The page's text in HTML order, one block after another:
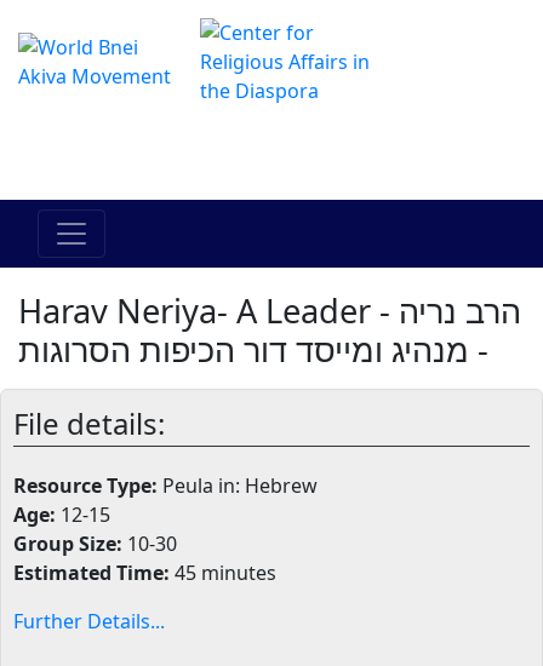
Harav Neriya- A Leader - הרב נריה
- מנהיג ומייסד דור הכיפות הסרוגות
File details:
Resource Type: Peula in: Hebrew
Age: 12-15
Group Size: 10-30
Estimated Time: 45 minutes
Further Details...